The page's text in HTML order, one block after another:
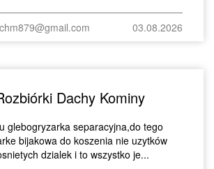
03.08.2026
Dachy Kominy
glebogryzarka separacyjna,do tego
bijakowa do koszenia nie uzytków
dzialek i to wszystko je...